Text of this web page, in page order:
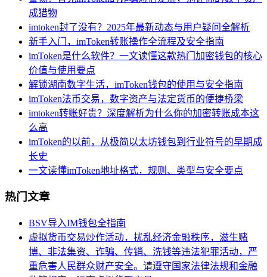
成猎物
imtoken封了没有？2025年最新动态与用户疑问全解析
新手入门，imToken转账操作全流程及安全指南
imToken是什么软件？一文读懂这款热门加密钱包的核心
价值与使用要点
解锁湖南数字生活，imToken钱包的使用与安全指南
imToken法币交易，数字资产与法定货币的便捷桥梁
imtoken转账好贵？深度解析为什么你的加密转账成本这
么高
imToken的以前，从极简以太坊钱包到行业符号的早期成
长史
一文读懂imToken地址格式，规则、类型与安全要点
热门文章
BSV导入IM钱包全指南
虚拟货币交易炒作活动，扰乱经济金融秩序，滋生赌
博、非法集资、诈骗、传销、洗钱等违法犯罪活动，严
重危害人民群众财产安全。请遵守国家法律法规和金融